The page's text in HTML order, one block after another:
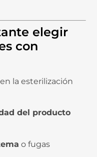
elegir
con
la esterilización
del producto
o fugas